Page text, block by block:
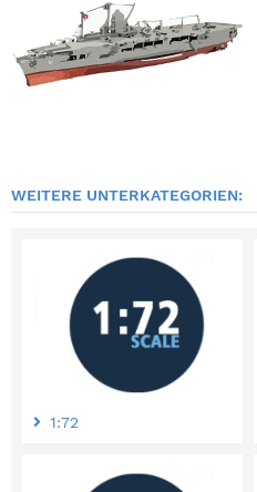
WEITERE UNTERKATEGORIEN:
1:72